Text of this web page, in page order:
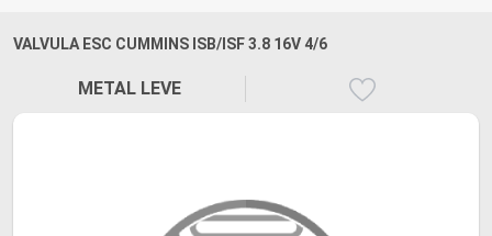
VALVULA ESC CUMMINS ISB/ISF 3.8 16V 4/6
METAL LEVE